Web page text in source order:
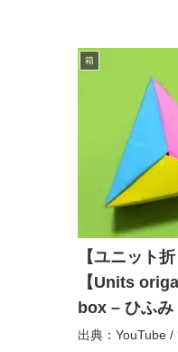
箱
【ユニット
【Units
box – ひふみ
出典：YouTube